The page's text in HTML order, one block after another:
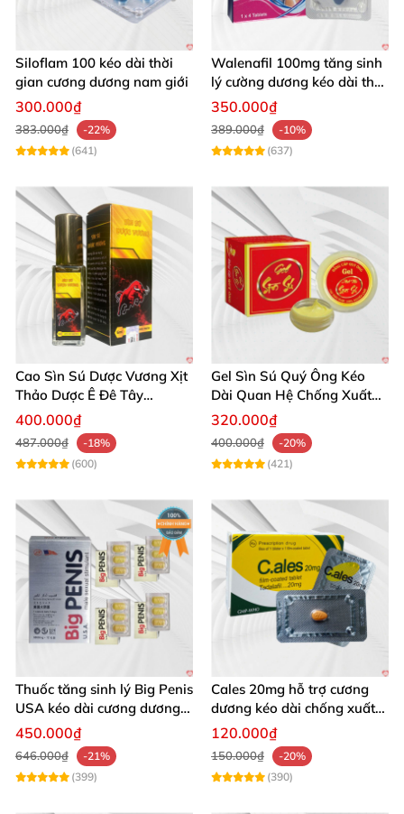
Siloflam 100 kéo dài thời
gian cương dương nam giới
300.000₫
383.000₫
-22%
(641)
Walenafil 100mg tăng sinh
lý cường dương kéo dài thời
gian
350.000₫
389.000₫
-10%
(637)
Cao Sìn Sú Dược Vương Xịt
Thảo Dược Ê Đê Tây
Nguyên Hỗ Trợ Xuất Tinh
400.000₫
487.000₫
-18%
(600)
Gel Sìn Sú Quý Ông Kéo
Dài Quan Hệ Chống Xuất
Tinh Sớm
320.000₫
400.000₫
-20%
(421)
Thuốc tăng sinh lý Big Penis
USA kéo dài cương dương
chống xuất tinh sớm
450.000₫
646.000₫
-21%
(399)
Cales 20mg hỗ trợ cương
dương kéo dài chống xuất
tinh sớm thành phần
120.000₫
150.000₫
-20%
(390)